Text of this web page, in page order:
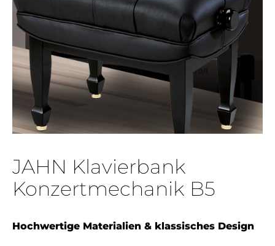
JAHN Klavierbank
Konzertmechanik B5
Hochwertige Materialien & klassisches Design